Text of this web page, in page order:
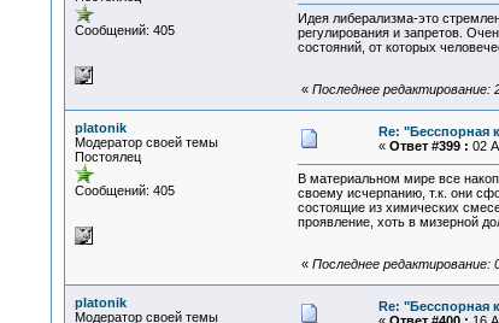
Сообщений: 405
Идея либерализма-это
регулирования и запретов.
состояний, от которых
« Последнее редактирование:
platonik
Модератор своей темы
Постоялец
Сообщений: 405
Re: "Бесспорная
« Ответ #399 : 02
В материальном мире все
своему исчерпанию, т.к. они
состоящие из химических
проявление, хоть в мизерной
« Последнее редактирование:
platonik
Модератор своей темы
Re: "Бесспорная